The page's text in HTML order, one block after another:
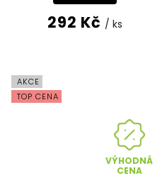
292 Kč / ks
AKCE
TOP CENA
VÝHODNÁ
CENA